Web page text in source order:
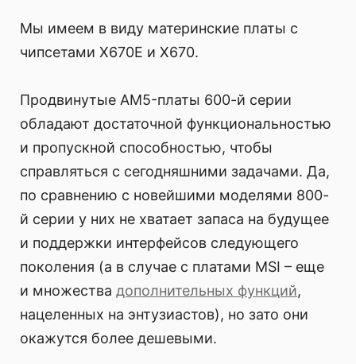
Мы имеем в виду материнские платы с
чипсетами X670E и X670.
Продвинутые AM5-платы 600-й серии
обладают достаточной функциональностью
и пропускной способностью, чтобы
справляться с сегодняшними задачами. Да,
по сравнению с новейшими моделями 800-
й серии у них не хватает запаса на будущее
и поддержки интерфейсов следующего
поколения (а в случае с платами MSI – еще
и множества дополнительных функций,
нацеленных на энтузиастов), но зато они
окажутся более дешевыми.